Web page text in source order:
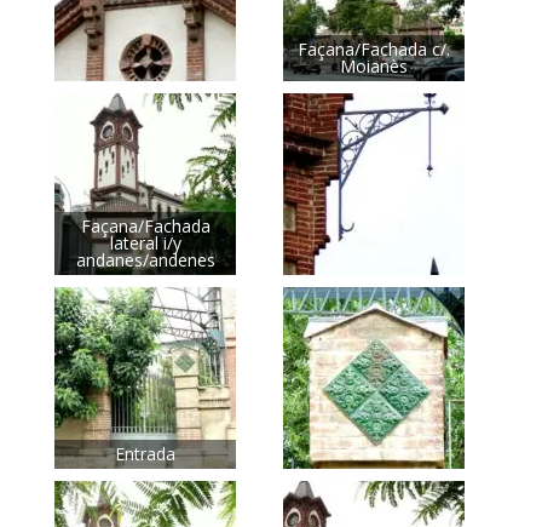
Façana/Fachada c/.
Moianès
Façana/Fachada
lateral i/y
andanes/andenes
Entrada